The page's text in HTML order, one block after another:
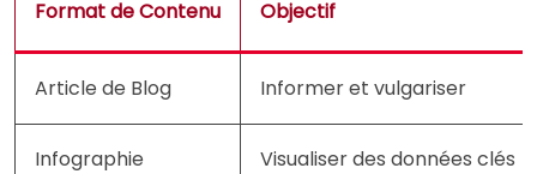
Format de Contenu Objectif
Article de Blog Informer et vulgariser
Infographie Visualiser des données clés